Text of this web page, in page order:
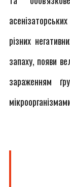
різних
запаху, появи
зараженням